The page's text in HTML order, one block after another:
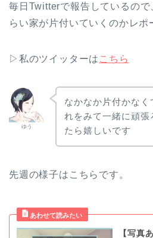
毎日Twitterで報告しているので
らい家が片付いていくのかレポ
▷私のツイッターは こちら
ゆう
なかなか片付かなく
れをみて一緒に頑張
たら嬉しいです
先週の様子はこちらです。
【写真